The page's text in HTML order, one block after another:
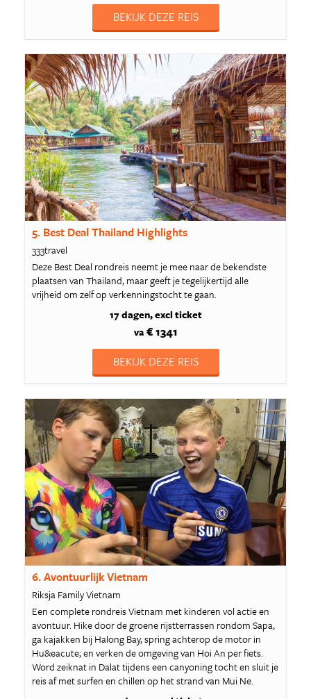
BEKIJK DEZE REIS
5. Best Deal Thailand Highlights
333travel
Deze Best Deal rondreis neemt je mee naar de bekendste
plaatsen van Thailand, maar geeft je tegelijkertijd alle
vrijheid om zelf op verkenningstocht te gaan.
17 dagen excl ticket
va€ 1341
BEKIJK DEZE REIS
6. Avontuurlijk Vietnam
Riksja Family Vietnam
Een complete rondreis Vietnam met kinderen vol actie en
avontuur. Hike door de groene rijstterrassen rondom Sapa,
ga kajakken bij Halong Bay, spring achterop de motor in
Hu&eacute; en verken de omgeving van Hoi An per fiets.
Word zeiknat in Dalat tijdens een canyoning tocht en sluit je
reis af met surfen en chillen op het strand van Mui Ne.